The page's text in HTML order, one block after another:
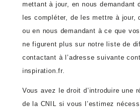
mettant à jour, en nous demandant
les compléter, de les mettre à jour,
ou en nous demandant à ce que
ne figurent plus sur notre liste de
contactant à l’adresse suivante
inspiration.fr.
Vous avez le droit d’introduire une
de la CNIL si vous l’estimez